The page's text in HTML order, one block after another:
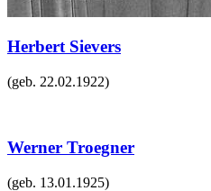
Herbert Sievers
(geb. 22.02.1922)
Werner Troegner
(geb. 13.01.1925)